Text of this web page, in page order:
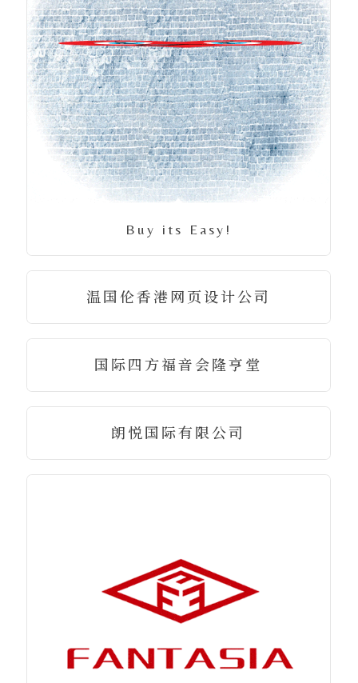
Buy its Easy!
温国伦香港网页设计公司
国际四方福音会隆亨堂
朗悦国际有限公司